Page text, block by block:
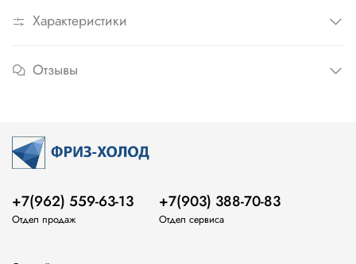
Характеристики
Отзывы
+7(962) 559-63-13
Отдел продаж
+7(903) 388-70-83
Отдел сервиса